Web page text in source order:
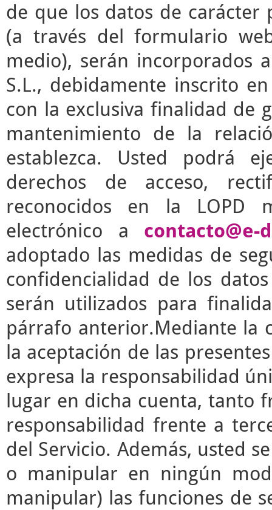
de que los datos de carácter
(a través del formulario
medio), serán incorporados
S.L., debidamente inscrito
con la exclusiva finalidad de
mantenimiento de la
establezca. Usted podrá
derechos de acceso,
reconocidos en la LOPD
electrónico a contacto@e-
adoptado las medidas de
confidencialidad de los
serán utilizados para
párrafo anterior.Mediante la
la aceptación de las
expresa la responsabilidad
lugar en dicha cuenta, tanto
responsabilidad frente a
del Servicio. Además, usted
o manipular en ningún
manipular) las funciones de